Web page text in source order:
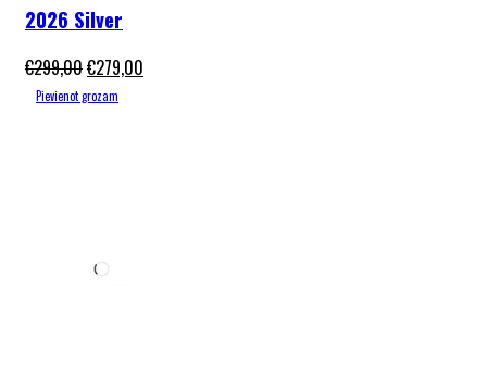
2026 Silver
€299,00€279,00
Pievienot grozam